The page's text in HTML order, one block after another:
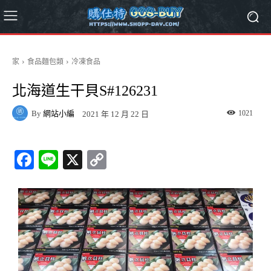
家 食品麵包類 冷凍食品
北海道生干貝S#126231
By 網站小編 2021 年 12 月 22 日 1021
Fa
bo
ok
Li
X
y
Li
nk